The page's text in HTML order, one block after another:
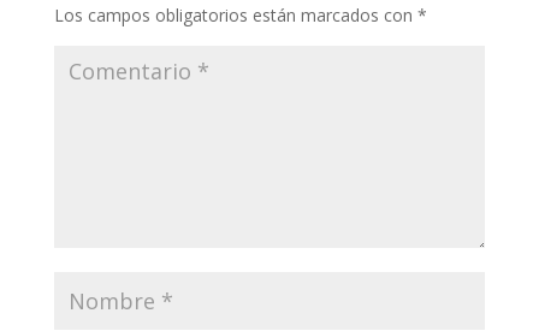
Los campos obligatorios están marcados con *